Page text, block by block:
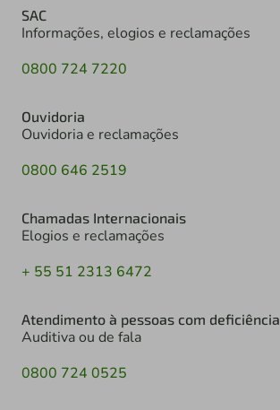
SAC
Informações, elogios e reclamações
0800 724 7220
Ouvidoria
Ouvidoria e reclamações
0800 646 2519
Chamadas Internacionais
Elogios e reclamações
+ 55 51 2313 6472
Atendimento à pessoas com deficiência
Auditiva ou de fala
0800 724 0525